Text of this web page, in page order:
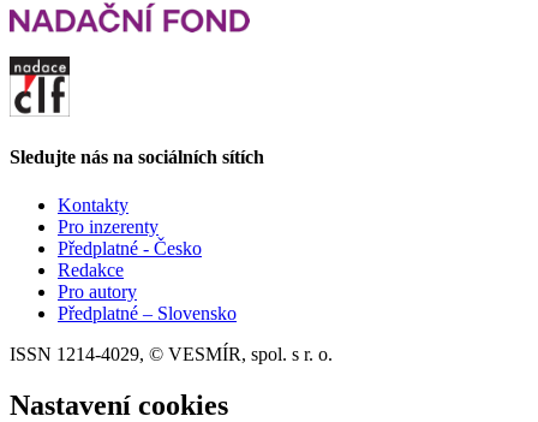
Sledujte nás na sociálních sítích
Kontakty
Pro inzerenty
Předplatné - Česko
Redakce
Pro autory
Předplatné – Slovensko
ISSN 1214-4029, © VESMÍR, spol. s r. o.
Nastavení cookies